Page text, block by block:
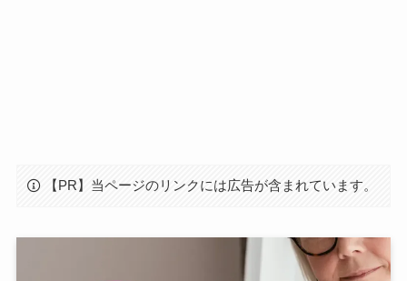
【PR】当ページのリンクには広告が含まれています。